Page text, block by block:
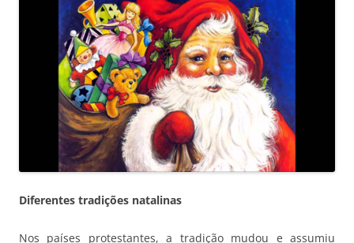
Diferentes tradições natalinas
Nos países protestantes, a tradição mudou e assumiu